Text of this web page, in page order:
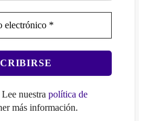
nuestra política de
más información.